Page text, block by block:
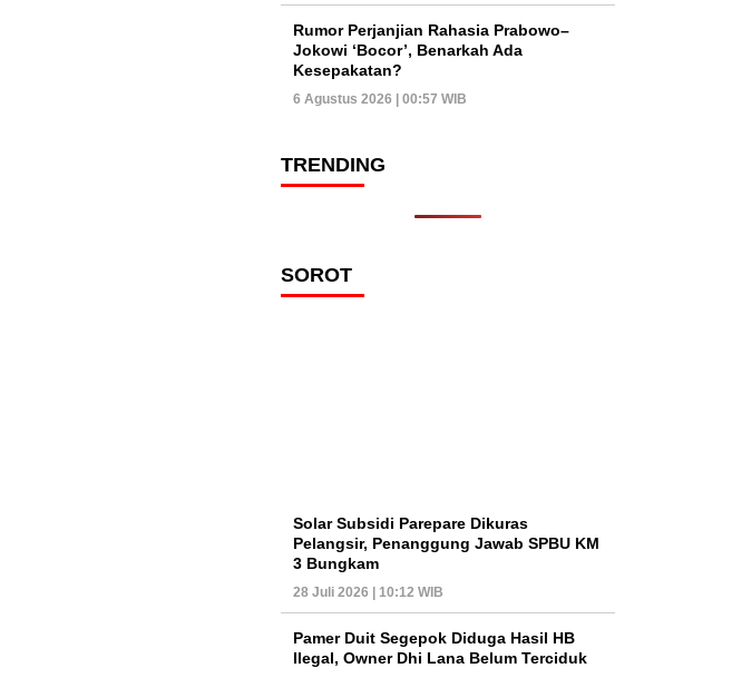
Rumor Perjanjian Rahasia Prabowo–
Jokowi ‘Bocor’, Benarkah Ada
Kesepakatan?
6 Agustus 2026 | 00:57 WIB
TRENDING
SOROT
Solar Subsidi Parepare Dikuras
Pelangsir, Penanggung Jawab SPBU KM
3 Bungkam
28 Juli 2026 | 10:12 WIB
Pamer Duit Segepok Diduga Hasil HB
Ilegal, Owner Dhi Lana Belum Terciduk